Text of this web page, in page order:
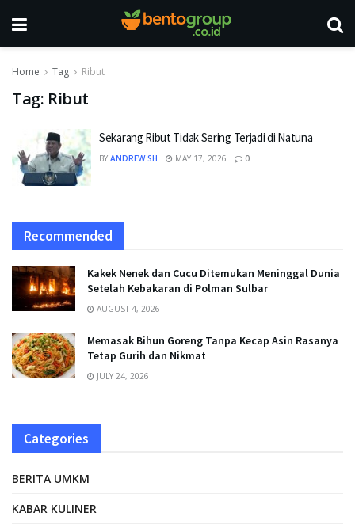
Home Tag Ribut
Tag: Ribut
Sekarang Ribut Tidak Sering Terjadi di Natuna
BY ANDREW SH MAY 17, 2026 0
Recommended
Kakek Nenek dan Cucu Ditemukan Meninggal Dunia
Setelah Kebakaran di Polman Sulbar
AUGUST 4, 2026
Memasak Bihun Goreng Tanpa Kecap Asin Rasanya
Tetap Gurih dan Nikmat
JULY 24, 2026
Categories
BERITA UMKM
KABAR KULINER